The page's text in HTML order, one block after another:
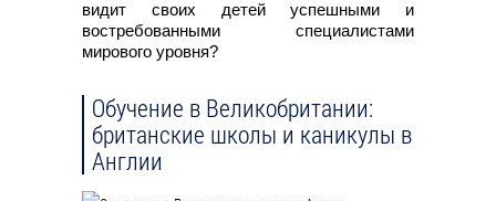
видит своих детей успешными и
востребованными специалистами
мирового уровня?
Обучение в Великобритании:
британские школы и каникулы в
Англии